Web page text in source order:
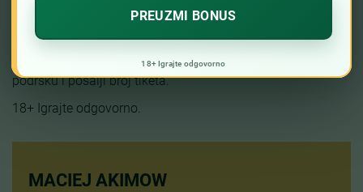
Proveri da li je rezultat zvanično potvrđen i da li je tiket
u statusu “obrađen”. Ako status nije jasan, kontaktiraj
podršku i pošalji broj tiketa.
18+ Igrajte odgovorno.
MACIEJ AKIMOW